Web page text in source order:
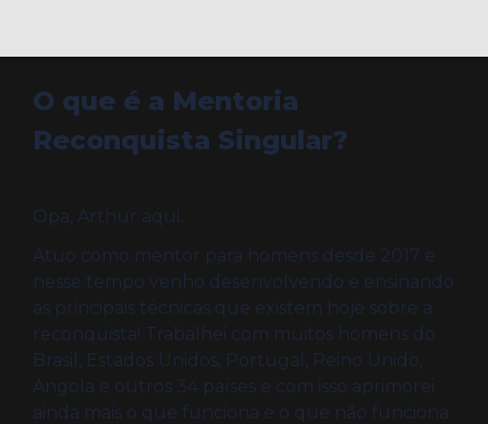
O que é a Mentoria
Reconquista Singular?
Opa, Arthur aqui.
Atuo como mentor para homens desde 2017 e
nesse tempo venho desenvolvendo e ensinando
as principais técnicas que existem hoje sobre a
reconquista! Trabalhei com muitos homens do
Brasil, Estados Unidos, Portugal, Reino Unido,
Angola e outros 34 países e com isso aprimorei
ainda mais o que funciona e o que não funciona